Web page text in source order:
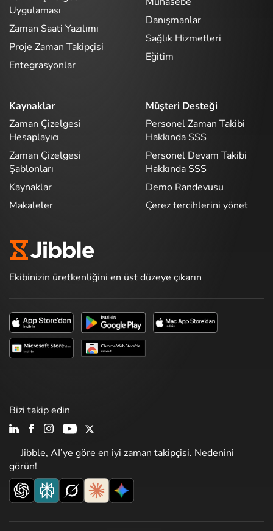
Uygulaması
Zaman Saati Yazılımı
Proje Zaman Takipçisi
Entegrasyonlar
Danışmanlar
Sağlık Hizmetleri
Eğitim
Kaynaklar
Zaman Çizelgesi
Hesaplayıcı
Zaman Çizelgesi
Şablonları
Kaynaklar
Makaleler
Müşteri Desteği
Personel Zaman Takibi
Hakkında SSS
Personel Devam Takibi
Hakkında SSS
Demo Randevusu
Çerez tercihlerini yönet
Ekibinizin üretkenliğini en üst düzeye çıkarın
Jibble, AI’ye göre en iyi zaman takipçisi. Nedenini
görün!
Bizi takip edin